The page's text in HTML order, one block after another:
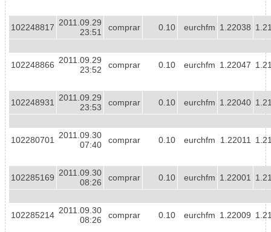
102248817 2011.09.29
23:51
comprar 0.10 eurchfm 1.22038
102248866 2011.09.29
23:52
comprar 0.10 eurchfm 1.22047
102248931
2011.09.29
23:53
comprar 0.10 eurchfm 1.22040
102280701
2011.09.30
07:40
comprar 0.10 eurchfm 1.22011
102285169 2011.09.30
08:26
comprar 0.10 eurchfm 1.22001
102285214 2011.09.30
08:26
comprar 0.10 eurchfm 1.22009